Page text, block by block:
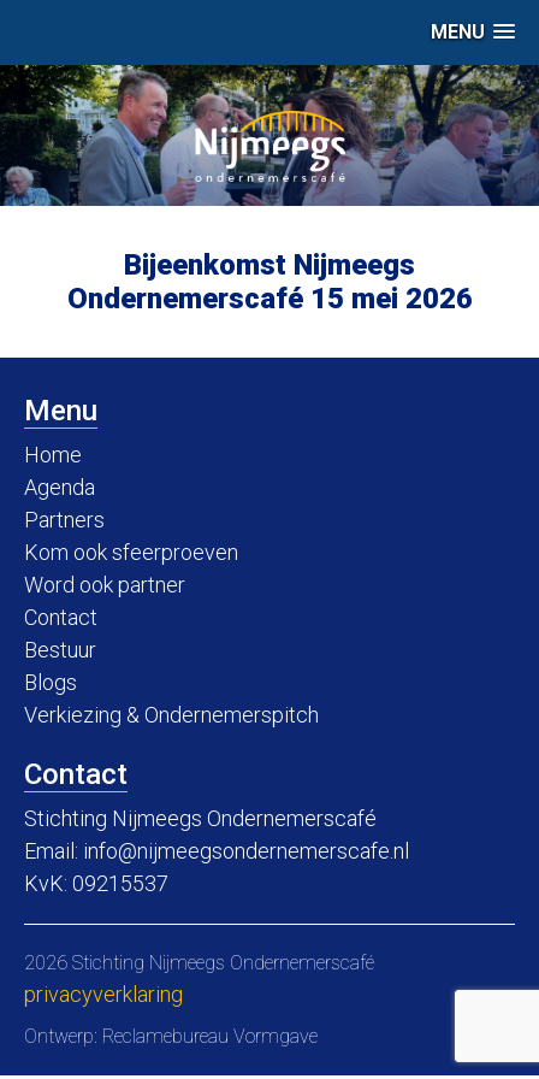
MENU
Bijeenkomst Nijmeegs
Ondernemerscafé 15 mei 2026
Menu
Home
Agenda
Partners
Kom ook sfeerproeven
Word ook partner
Contact
Bestuur
Blogs
Verkiezing & Ondernemerspitch
Contact
Stichting Nijmeegs Ondernemerscafé
Email: info@nijmeegsondernemerscafe.nl
KvK: 09215537
2026 Stichting Nijmeegs Ondernemerscafé
privacyverklaring
Ontwerp: Reclamebureau Vormgave